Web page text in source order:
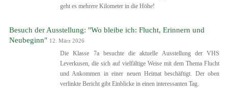
geht es mehrere Kilometer in die Höhe!
Besuch der Ausstellung: "Wo bleibe ich: Flucht, Erinnern und
Neubeginn" 12. März 2026
Die Klasse 7a besuchte die aktuelle Ausstellung der VHS
Leverkusen, die sich auf vielfältige Weise mit dem Thema Flucht
und Ankommen in einer neuen Heimat beschäftigt. Der oben
verlinkte Bericht gibt Einblicke in einen interessanten Tag.